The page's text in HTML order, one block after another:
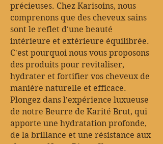
précieuses. Chez Karisoins, nous
comprenons que des cheveux sains
sont le reflet d'une beauté
intérieure et extérieure équilibrée.
C'est pourquoi nous vous proposons
des produits pour revitaliser,
hydrater et fortifier vos cheveux de
manière naturelle et efficace.
Plongez dans l'expérience luxueuse
de notre Beurre de Karité Brut, qui
apporte une hydratation profonde,
de la brillance et une résistance aux